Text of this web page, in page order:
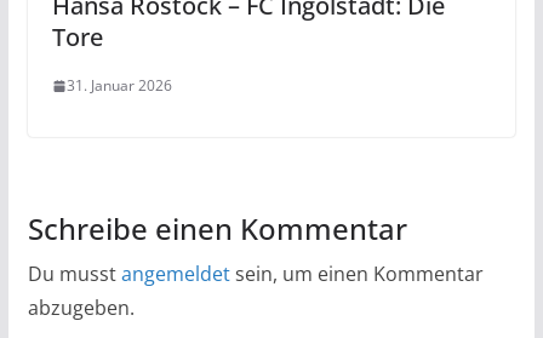
Tore
31. Januar 2026
Schreibe einen Kommentar
Du musstangemeldetsein, um einen Kommentar
abzugeben.